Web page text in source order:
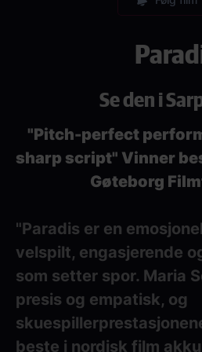
Se den i
"Pitch-perfect
sharp script" Vinner
Gøteborg
"Paradis er en
velspilt, engasjerende
som setter spor. Maria
presis og empatisk, og
beste i nordisk film